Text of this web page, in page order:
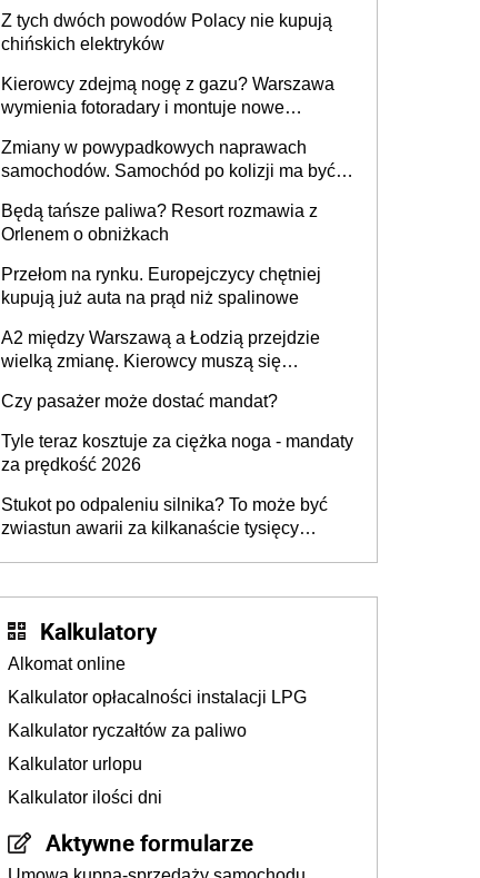
Z tych dwóch powodów Polacy nie kupują
chińskich elektryków
Kierowcy zdejmą nogę z gazu? Warszawa
wymienia fotoradary i montuje nowe
Zmiany w powypadkowych naprawach
samochodów. Samochód po kolizji ma być
technologią producenta
Będą tańsze paliwa? Resort rozmawia z
Orlenem o obniżkach
Przełom na rynku. Europejczycy chętniej
kupują już auta na prąd niż spalinowe
A2 między Warszawą a Łodzią przejdzie
wielką zmianę. Kierowcy muszą się
Czy pasażer może dostać mandat?
Tyle teraz kosztuje za ciężka noga - mandaty
za prędkość 2026
Stukot po odpaleniu silnika? To może być
zwiastun awarii za kilkanaście tysięcy
Kalkulatory
Alkomat online
Kalkulator opłacalności instalacji LPG
Kalkulator ryczałtów za paliwo
Kalkulator urlopu
Kalkulator ilości dni
Aktywne formularze